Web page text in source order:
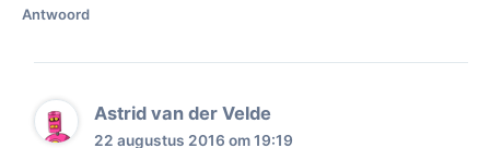
Antwoord
Astrid van der Velde
22 augustus 2016 om 19:19